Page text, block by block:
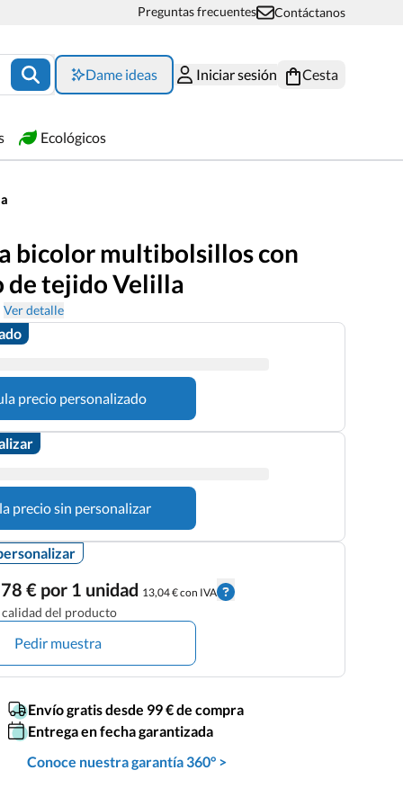
Preguntas frecuentes Contáctanos
Dame ideas Iniciar sesión Cesta
Ecológicos
bicolor multibolsillos con
de tejido Velilla
Ver detalle
precio personalizado
precio sin personalizar
€ por 1 unidad 13,04 € con IVA
del producto
Pedir muestra
Envío gratis desde 99 € de compra
Entrega en fecha garantizada
Conoce nuestra garantía 360° >